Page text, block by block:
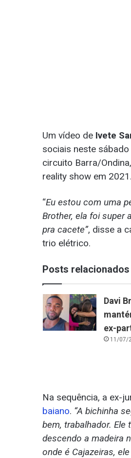
Um vídeo de Ivete
sociais neste
circuito Barra/
reality show em 2021.
“Eu estou com uma
Brother, ela foi super
pra cacete”, disse a
trio elétrico.
Posts relacionados
Davi
ex-
11/07/
Na sequência, a ex-
baiano. “A bichinha
bem, trabalhador.
descendo a madeira
onde é Cajazeiras,